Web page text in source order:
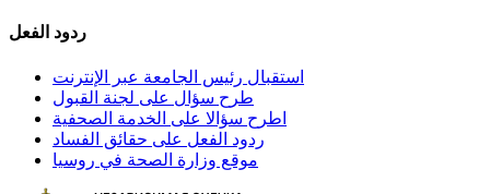
ردود الفعل
استقبال رئيس الجامعة عبر الإنترنت
طرح سؤال على لجنة القبول
اطرح سؤالا على الخدمة الصحفية
ردود الفعل على حقائق الفساد
موقع وزارة الصحة في روسيا